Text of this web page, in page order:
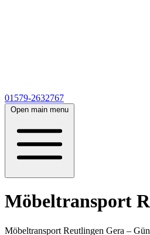
01579-2632767
Open main menu
Möbeltransport
Möbeltransport Reutlingen Gera –